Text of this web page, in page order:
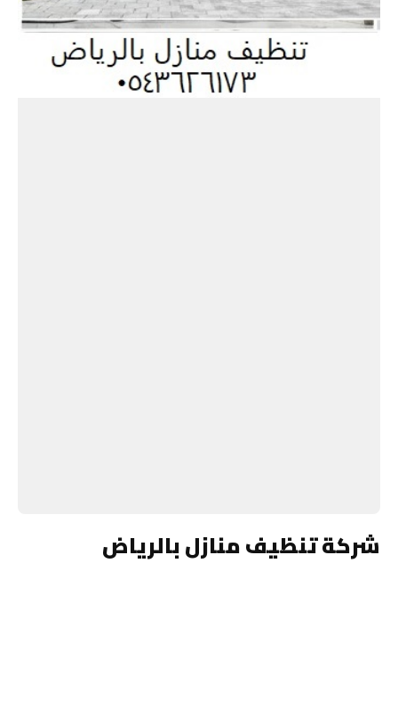
شركة تنظيف منازل بالرياض